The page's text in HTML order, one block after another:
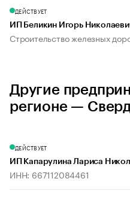
ДЕЙСТВУЕТ
ИП Беликин Игорь
Строительство железных
Другие
регионе —
ДЕЙСТВУЕТ
ИП Капарулина Лариса
ИНН: 667112084461